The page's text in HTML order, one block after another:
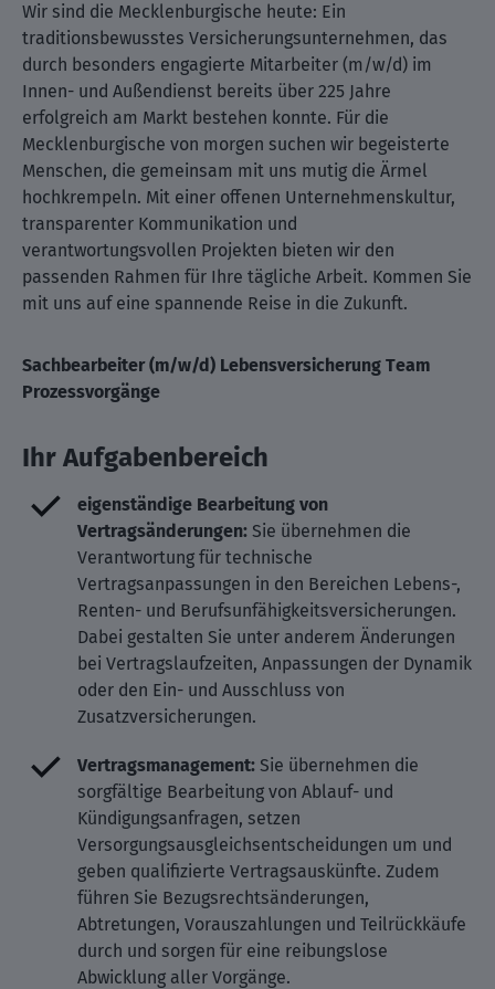
Wir sind die Mecklenburgische heute: Ein
traditionsbewusstes Versicherungsunternehmen, das
durch besonders engagierte Mitarbeiter (m/w/d) im
Innen- und Außendienst bereits über 225 Jahre
erfolgreich am Markt bestehen konnte. Für die
Mecklenburgische von morgen suchen wir begeisterte
Menschen, die gemeinsam mit uns mutig die Ärmel
hochkrempeln. Mit einer offenen Unternehmenskultur,
transparenter Kommunikation und
verantwortungsvollen Projekten bieten wir den
passenden Rahmen für Ihre tägliche Arbeit. Kommen Sie
mit uns auf eine spannende Reise in die Zukunft.
Sachbearbeiter (m/w/d) Lebensversicherung Team
Prozessvorgänge
Ihr Aufgabenbereich
eigenständige Bearbeitung von
Vertragsänderungen: Sie übernehmen die
Verantwortung für technische
Vertragsanpassungen in den Bereichen Lebens-,
Renten- und Berufsunfähigkeitsversicherungen.
Dabei gestalten Sie unter anderem Änderungen
bei Vertragslaufzeiten, Anpassungen der Dynamik
oder den Ein- und Ausschluss von
Zusatzversicherungen.
Vertragsmanagement: Sie übernehmen die
sorgfältige Bearbeitung von Ablauf- und
Kündigungsanfragen, setzen
Versorgungsausgleichsentscheidungen um und
geben qualifizierte Vertragsauskünfte. Zudem
führen Sie Bezugsrechtsänderungen,
Abtretungen, Vorauszahlungen und Teilrückkäufe
durch und sorgen für eine reibungslose
Abwicklung aller Vorgänge.